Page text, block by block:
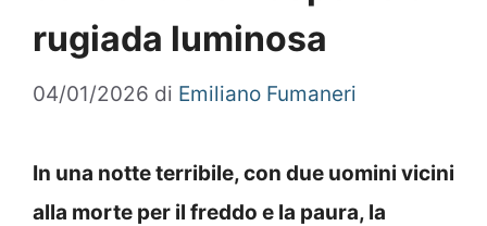
rugiada luminosa
04/01/2026 di Emiliano Fumaneri
In una notte terribile, con due uomini vicini
alla morte per il freddo e la paura, la